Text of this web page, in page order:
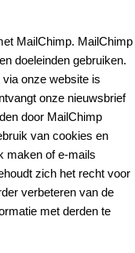
MailChimp. MailChimp
doeleinden gebruiken.
onze website is
onze nieuwsbrief
door MailChimp
van cookies en
maken of e-mails
zich het recht voor
verbeteren van de
met derden te